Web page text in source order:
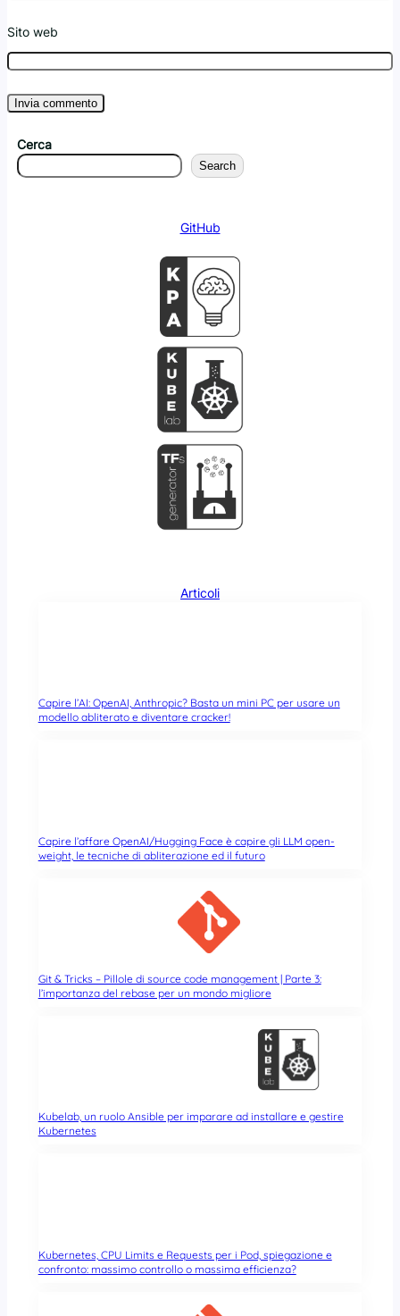
Sito web
Cerca
Search
GitHub
Articoli
Capire l’AI: OpenAI, Anthropic? Basta un mini PC per usare un
modello abliterato e diventare cracker!
Capire l’affare OpenAI/Hugging Face è capire gli LLM open-
weight, le tecniche di abliterazione ed il futuro
Git & Tricks – Pillole di source code management | Parte 3:
l’importanza del rebase per un mondo migliore
Kubelab, un ruolo Ansible per imparare ad installare e gestire
Kubernetes
Kubernetes, CPU Limits e Requests per i Pod, spiegazione e
confronto: massimo controllo o massima efficienza?